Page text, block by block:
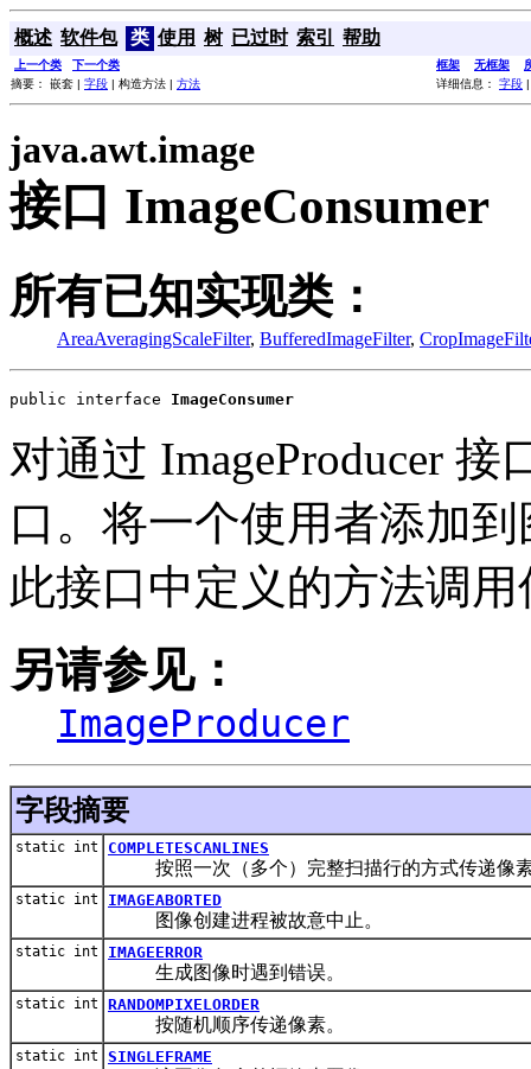
概述 软件包 类 使用 树 已过时 索引 帮助
上一个类 下一个类 框架 无框架
摘要： 嵌套 | 字段 | 构造方法 | 方法 详细信息： 字段
java.awt.image
接口 ImageConsumer
所有已知实现类：
AreaAveragingScaleFilter, BufferedImageFilter,
public interface ImageConsumer
对通过 ImageProducer
口。将一个使用者添加
此接口中定义的方法调
另请参见：
ImageProducer
字段摘要
static int COMPLETESCANLINES
按照一次（多个）完整扫描行的方式传递像
static int IMAGEABORTED
图像创建进程被故意中止。
static int IMAGEERROR
生成图像时遇到错误。
static int RANDOMPIXELORDER
按随机顺序传递像素。
static int SINGLEFRAME